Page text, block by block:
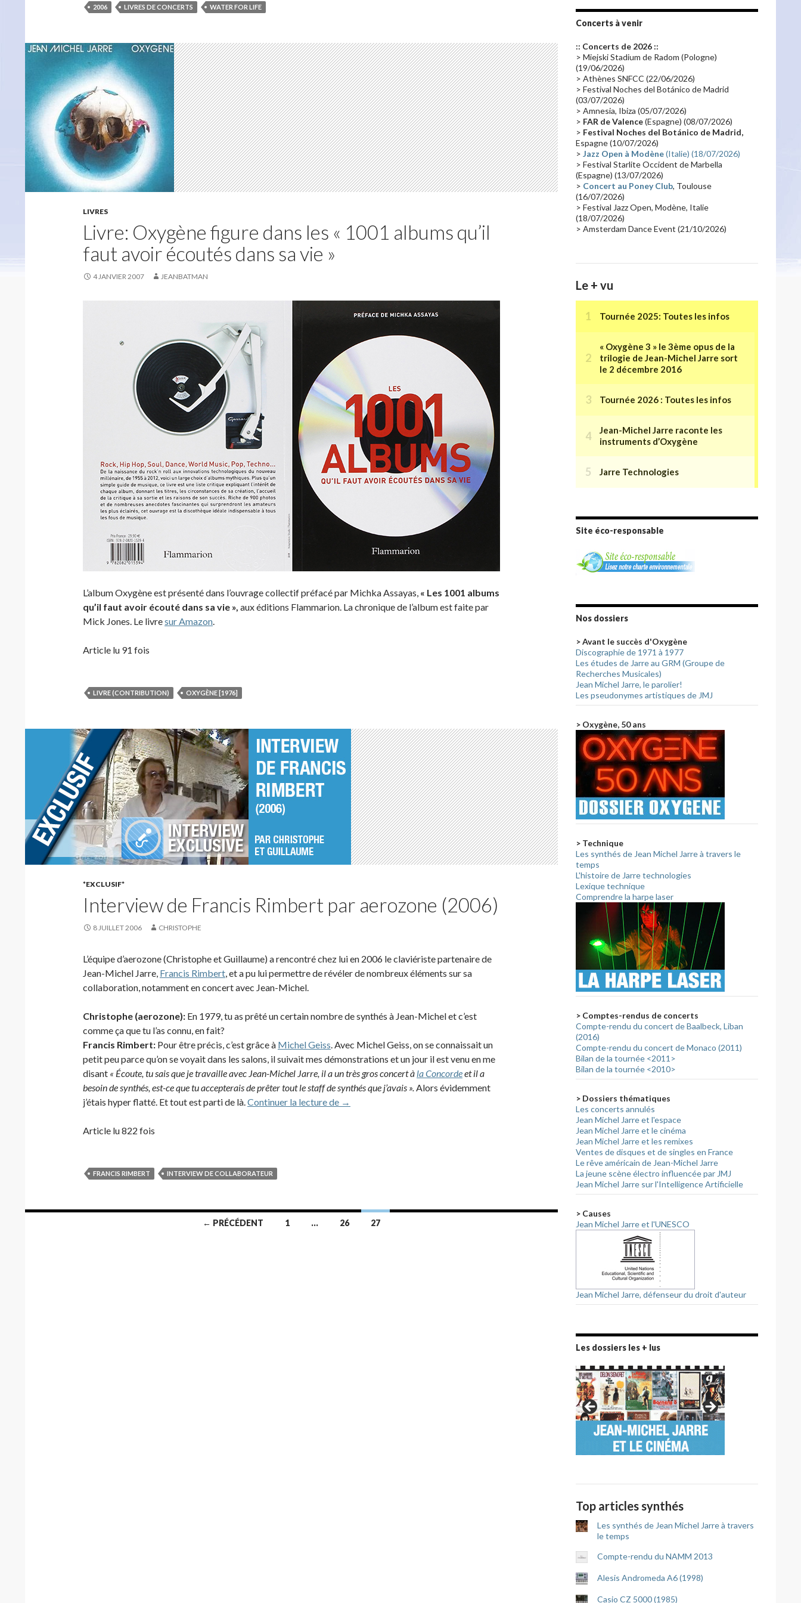
2006 LIVRES DE CONCERTS WATER FOR LIFE
LIVRES
Livre: Oxygène figure dans les « 1001 albums qu’il
faut avoir écoutés dans sa vie »
4 JANVIER 2007 JEANBATMAN
L’album Oxygène est présenté dans l’ouvrage collectif préfacé par Michka Assayas, « Les 1001 albums
qu’il faut avoir écouté dans sa vie », aux éditions Flammarion. La chronique de l’album est faite par
Mick Jones. Le livresur Amazon.
Article lu 91 fois
LIVRE (CONTRIBUTION) OXYGÈNE [1976]
*EXCLUSIF*
Interview de Francis Rimbert par aerozone (2006)
8 JUILLET 2006 CHRISTOPHE
L’équipe d’aerozone (Christophe et Guillaume) a rencontré chez lui en 2006 le claviériste partenaire de
Jean-Michel Jarre, Francis Rimbert, et a pu lui permettre de révéler de nombreux éléments sur sa
collaboration, notamment en concert avec Jean-Michel.
Christophe (aerozone): En 1979, tu as prêté un certain nombre de synthés à Jean-Michel et c’est
comme ça que tu l’as connu, en fait?
Francis Rimbert: Pour être précis, c’est grâce à Michel Geiss. Avec Michel Geiss, on se connaissait un
petit peu parce qu’on se voyait dans les salons, il suivait mes démonstrations et un jour il est venu en me
disant « Écoute, tu sais que je travaille avec Jean-Michel Jarre, il a un très gros concert à la Concordeet il a
besoin de synthés, est-ce que tu accepterais de prêter tout le staff de synthés que j’avais ».Alors évidemment
j’étais hyper flatté. Et tout est parti de là.Continuer la lecture de Interview de Francis Rimbert par aerozone (2006)
→
Article lu 822 fois
FRANCIS RIMBERT INTERVIEW DE COLLABORATEUR
← PRÉCÉDENT 1 … 26 27
Promo 2019
Emissions 2010 Disques rares
Synthé 70's(20)
Claviériste(19) Groupe de Recherche Musicale
France 2 (18)
Critique(17) Coffret(17) Chronologie(16)
Passages radio(16)
Synthé 80's(16) Les concerts en Chine (16)
Cinéma(16) Houston
Synthé Roland Belgique
Récompense(14) Collaborations 70's(14)
Astronomie(14) France Inter(14)
Concerts à venir
:: Concerts de 2026 ::
> Miejski Stadium de Radom (Pologne)
(19/06/2026)
> Athènes SNFCC (22/06/2026)
> Festival Noches del Botánico de Madrid
(03/07/2026)
> Amnesia, Ibiza (05/07/2026)
> FAR de Valence(Espagne) (08/07/2026)
> Festival Noches del Botánico de Madrid,
Espagne (10/07/2026)
> Jazz Open à Modène(Italie) (18/07/2026)
> Festival Starlite Occident de Marbella
(Espagne) (13/07/2026)
> Concert au Poney Club, Toulouse
(16/07/2026)
> Festival Jazz Open, Modène, Italie
(18/07/2026)
> Amsterdam Dance Event (21/10/2026)
Le + vu
Site éco-responsable
Nos dossiers
> Avant le succès d'Oxygène
Discographie de 1971 à 1977
Les études de Jarre au GRM (Groupe de
Recherches Musicales)
Jean Michel Jarre, le parolier!
Les pseudonymes artistiques de JMJ
> Oxygène, 50 ans
> Technique
Les synthés de Jean Michel Jarre à travers le
temps
L'histoire de Jarre technologies
Lexique technique
Comprendre la harpe laser
> Comptes-rendus de concerts
Compte-rendu du concert de Baalbeck, Liban
(2016)
Compte-rendu du concert de Monaco (2011)
Bilan de la tournée <2011>
Bilan de la tournée <2010>
> Dossiers thématiques
Les concerts annulés
Jean Michel Jarre et l'espace
Jean Michel Jarre et le cinéma
Jean Michel Jarre et les remixes
Ventes de disques et de singles en France
Le rêve américain de Jean-Michel Jarre
La jeune scène électro influencée par JMJ
Jean Michel Jarre sur l'Intelligence Artificielle
> Causes
Jean Michel Jarre et l'UNESCO
Jean Michel Jarre, défenseur du droit d'auteur
Les dossiers les + lus
Top articles synthés
Les synthés de Jean Michel Jarre à travers
le temps
Compte-rendu du NAMM 2013
Alesis Andromeda A6 (1998)
Casio CZ 5000 (1985)